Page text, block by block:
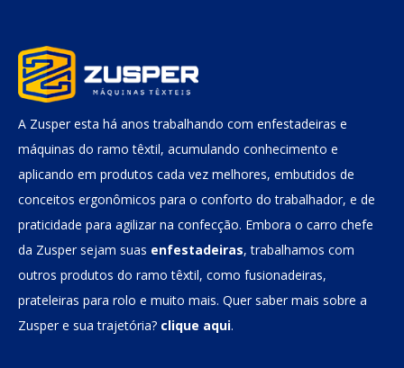
A Zusper esta há anos trabalhando com enfestadeiras e
máquinas do ramo têxtil, acumulando conhecimento e
aplicando em produtos cada vez melhores, embutidos de
conceitos ergonômicos para o conforto do trabalhador, e de
praticidade para agilizar na confecção. Embora o carro chefe
da Zusper sejam suas enfestadeiras, trabalhamos com
outros produtos do ramo têxtil, como fusionadeiras,
prateleiras para rolo e muito mais. Quer saber mais sobre a
Zusper e sua trajetória? clique aqui.